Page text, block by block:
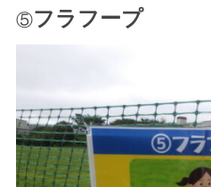
⑤フラフープ